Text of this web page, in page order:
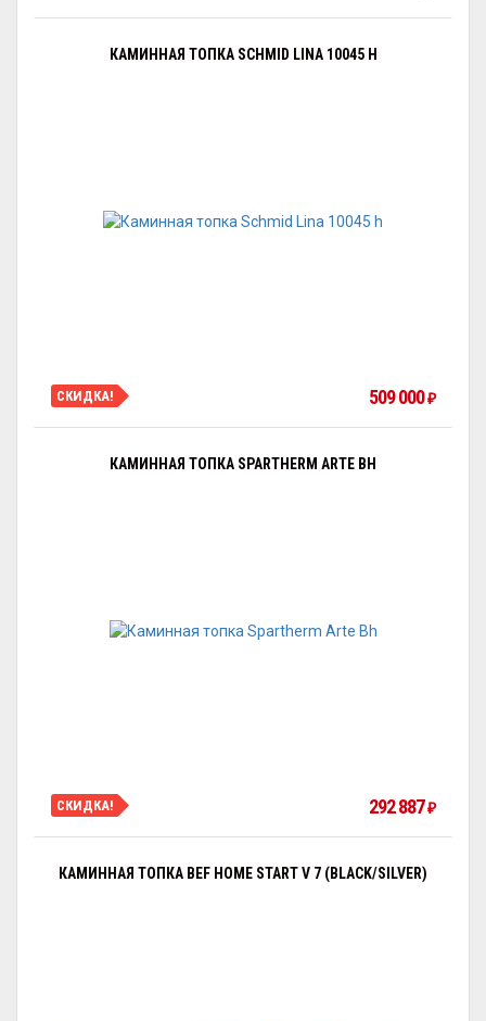
КАМИННАЯ ТОПКА SCHMID LINA 10045 H
СКИДКА! 509 000 ₽
КАМИННАЯ ТОПКА SPARTHERM ARTE BH
СКИДКА! 292 887 ₽
КАМИННАЯ ТОПКА BEF HOME START V 7 (BLACK/SILVER)